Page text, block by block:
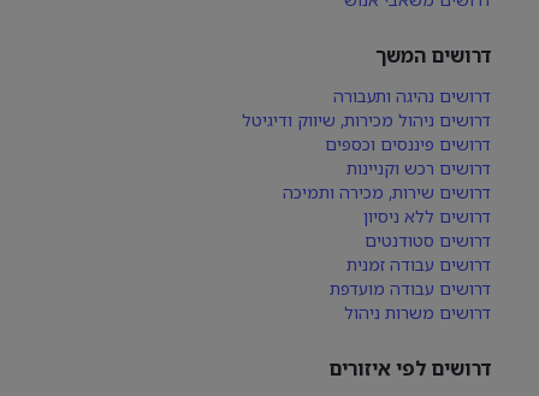
דרושים המשך
דרושים נהיגה ותעבורה
דרושים ניהול מכירות, שיווק ודיגיטל
דרושים פיננסים וכספים
דרושים רכש וקניינות
דרושים שירות, מכירה ותמיכה
דרושים ללא ניסיון
דרושים סטודנטים
דרושים עבודה זמנית
דרושים עבודה מועדפת
דרושים משרות ניהול
דרושים לפי איזורים